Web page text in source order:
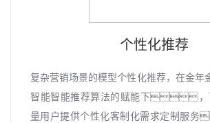
个性化推荐
复杂营销场景的模型个性化推荐，在金年
智能智能推荐算法的赋能下，
量用户提供个性化客制化需求定制服